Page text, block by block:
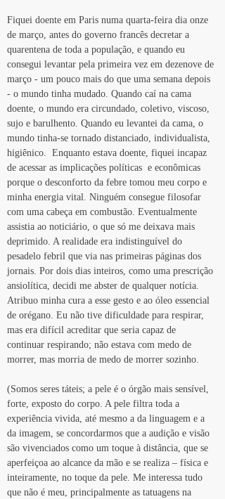
Fiquei doente em Paris numa quarta-feira dia onze
de março, antes do governo francês decretar a
quarentena de toda a população, e quando eu
consegui levantar pela primeira vez em dezenove de
março - um pouco mais do que uma semana depois
- o mundo tinha mudado. Quando caí na cama
doente, o mundo era circundado, coletivo, viscoso,
sujo e barulhento. Quando eu levantei da cama, o
mundo tinha-se tornado distanciado, individualista,
higiênico.  Enquanto estava doente, fiquei incapaz
de acessar as implicações políticas  e econômicas
porque o desconforto da febre tomou meu corpo e
minha energia vital. Ninguém consegue filosofar
com uma cabeça em combustão. Eventualmente
assistia ao noticiário, o que só me deixava mais
deprimido. A realidade era indistinguível do
pesadelo febril que via nas primeiras páginas dos
jornais. Por dois dias inteiros, como uma prescrição
ansiolítica, decidi me abster de qualquer notícia.
Atribuo minha cura a esse gesto e ao óleo essencial
de orégano. Eu não tive dificuldade para respirar,
mas era difícil acreditar que seria capaz de
continuar respirando; não estava com medo de
morrer, mas morria de medo de morrer sozinho.
(Somos seres táteis; a pele é o órgão mais sensível,
forte, exposto do corpo. A pele filtra toda a
experiência vivida, até mesmo a da linguagem e a
da imagem, se concordarmos que a audição e visão
são vivenciados como um toque à distância, que se
aperfeiçoa ao alcance da mão e se realiza – física e
inteiramente, no toque da pele. Me interessa tudo
que não é meu, principalmente as tatuagens na